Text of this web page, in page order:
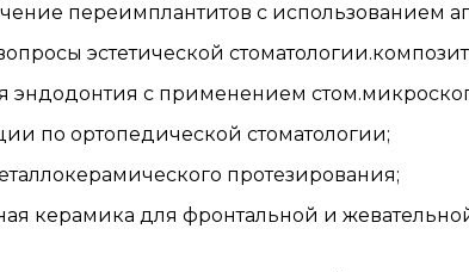
переимплантитов с использованием
эстетической
эндодонтия с применением
по ортопедической стоматологии;
протезирования;
керамика для фронтальной и